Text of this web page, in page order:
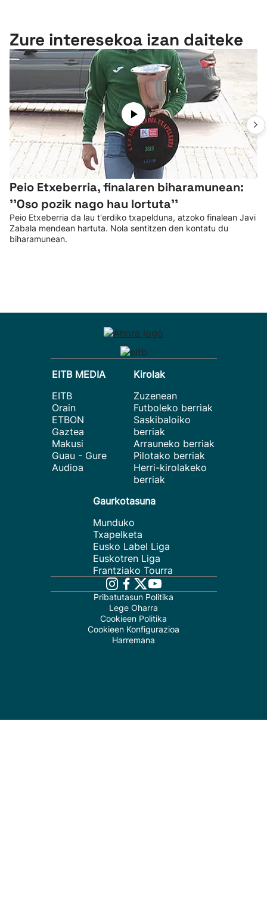
Zure interesekoa izan daiteke
Peio Etxeberria, finalaren biharamunean:
''Oso pozik nago hau lortuta''
Peio Etxeberria da lau t'erdiko txapelduna, atzoko finalean Javi
Zabala mendean hartuta. Nola sentitzen den kontatu du
biharamunean.
EITB MEDIA
EITB
Orain
ETBON
Gaztea
Makusi
Guau - Gure
Audioa
Kirolak
Zuzenean
Futboleko berriak
Saskibaloiko
berriak
Arrauneko berriak
Pilotako berriak
Herri-kirolakeko
berriak
Gaurkotasuna
Munduko
Txapelketa
Eusko Label Liga
Euskotren Liga
Frantziako Tourra
Pribatutasun Politika
Lege Oharra
Cookieen Politika
Cookieen Konfigurazioa
Harremana